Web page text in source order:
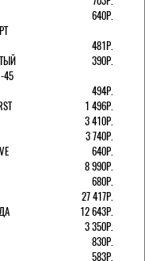
640Р.
481Р.
390Р.
45
494Р.
1 496Р.
3 410Р.
3 740Р.
640Р.
8 990Р.
680Р.
27 417Р.
12 643Р.
3 350Р.
830Р.
583Р.